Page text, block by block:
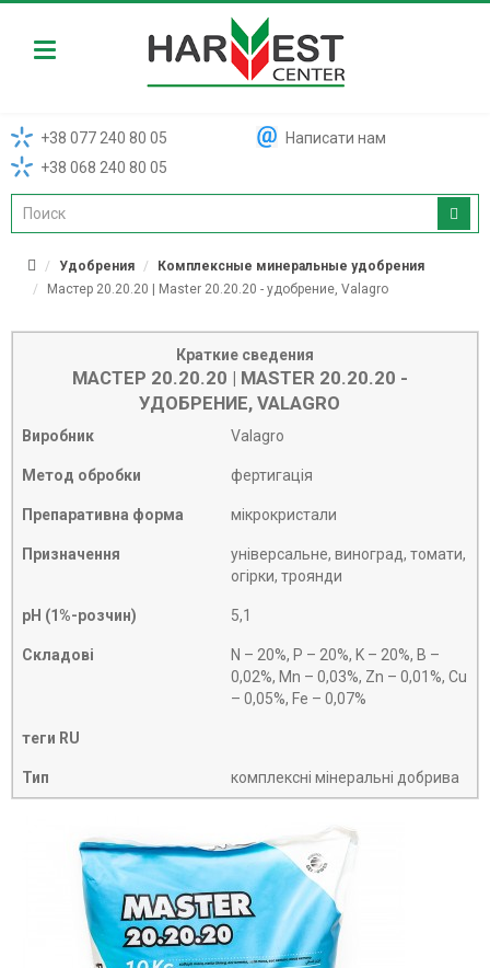
Harvest
+38 077 240 80 05
+38 068 240 80 05
Написати нам
Удобрения
Комплексные минеральные удобрения
Мастер 20.20.20 | Master 20.20.20 - удобрение, Valagro
Краткие сведения
МАСТЕР 20.20.20 | MASTER 20.20.20 -
УДОБРЕНИЕ, VALAGRO
Виробник Valagro
Метод обробки фертигація
Препаративна форма мікрокристали
Призначення
універсальне, виноград, томати,
огірки, троянди
рН (1%-розчин) 5,1
Складові
N – 20%, P – 20%, K – 20%, B –
0,02%, Mn – 0,03%, Zn – 0,01%, Cu
– 0,05%, Fe – 0,07%
теги RU
Тип комплексні мінеральні добрива